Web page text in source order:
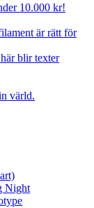
10.000 kr!
är rätt för
blir texter
värld.
Night